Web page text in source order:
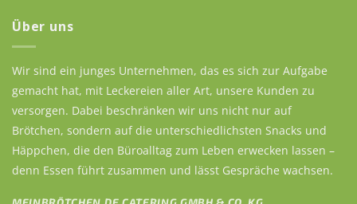
Über uns
Wir sind ein junges Unternehmen, das es sich zur Aufgabe
gemacht hat, mit Leckereien aller Art, unsere Kunden zu
versorgen. Dabei beschränken wir uns nicht nur auf
Brötchen, sondern auf die unterschiedlichsten Snacks und
Häppchen, die den Büroalltag zum Leben erwecken lassen –
denn Essen führt zusammen und lässt Gespräche wachsen.